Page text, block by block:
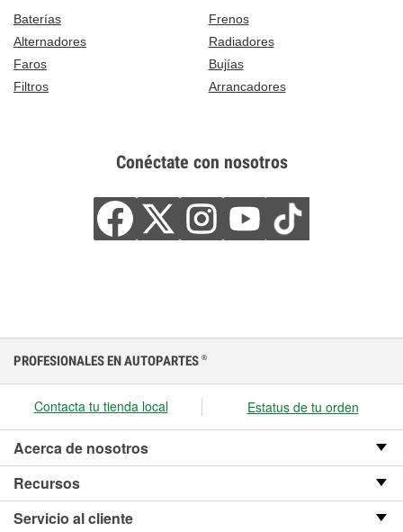
Baterías
Frenos
Alternadores
Radiadores
Faros
Bujías
Filtros
Arrancadores
Conéctate con nosotros
PROFESIONALES EN AUTOPARTES ®
Contacta tu tienda local Estatus de tu orden
Acerca de nosotros
Recursos
Servicio al cliente